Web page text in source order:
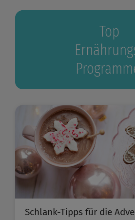
Top
Schlank-Tipps für die